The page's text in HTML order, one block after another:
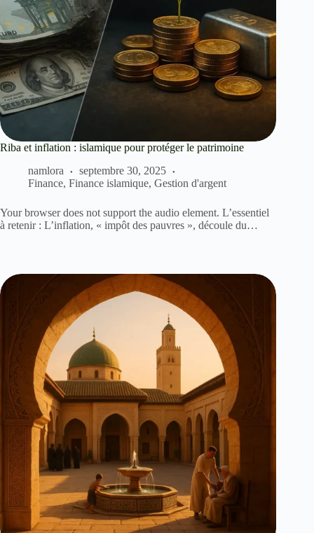
Riba et inflation : islamique pour protéger le patrimoine
namlora
septembre 30, 2025
Finance, Finance islamique, Gestion d'argent
Your browser does not support the audio element. L’essentiel
à retenir : L’inflation, « impôt des pauvres », découle du…